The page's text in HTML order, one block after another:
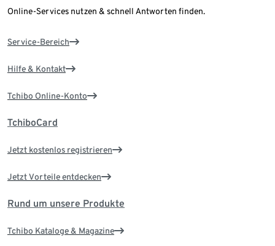
Online-Services nutzen & schnell Antworten finden.
Service-Bereich
Hilfe & Kontakt
Tchibo Online-Konto
TchiboCard
Jetzt kostenlos registrieren
Jetzt Vorteile entdecken
Rund um unsere Produkte
Tchibo Kataloge & Magazine